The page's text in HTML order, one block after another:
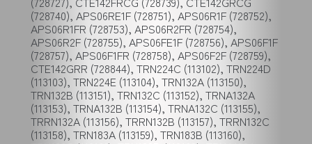
(728740), APS06RE1F (728751), APS06R1F (728752),
APS06R1FR (728753), APS06R2FR (728754),
APS06R2F (728755), APS06FE1F (728756), APS06F1F
(728757), APS06F1FR (728758), APS06F2F (728759),
CTE142GRR (728844), TRN224C (113102), TRN224D
(113103), TRN224E (113104), TRN132A (113150),
TRN132B (113151), TRN132C (113152), TRNA132A
(113153), TRNA132B (113154), TRNA132C (113155),
TRRN132A (113156), TRRN132B (113157), TRRN132C
(113158), TRN183A (113159), TRN183B (113160),